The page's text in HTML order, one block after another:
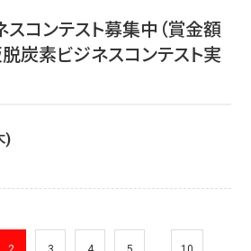
コンテスト募集中（賞金額
脱炭素ビジネスコンテスト実
)